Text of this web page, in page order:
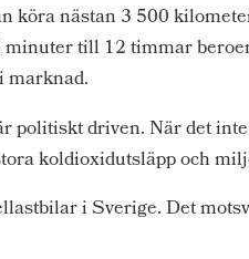
köra nästan 3 500
till 12 timmar
marknad.
politiskt driven. När det
koldioxidutsläpp och
i Sverige. Det